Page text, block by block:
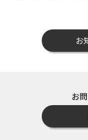
お
お